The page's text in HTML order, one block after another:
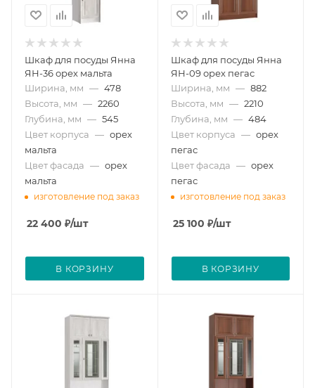
Шкаф для посуды Янна
ЯН-36 орех мальта
Ширина, мм — 478
Высота, мм — 2260
Глубина, мм — 545
Цвет корпуса — орех
мальта
Цвет фасада — орех
мальта
изготовление под заказ
22 400 ₽/шт
В КОРЗИНУ
Шкаф для посуды Янна
ЯН-09 орех пегас
Ширина, мм — 882
Высота, мм — 2210
Глубина, мм — 484
Цвет корпуса — орех
пегас
Цвет фасада — орех
пегас
изготовление под заказ
25 100 ₽/шт
В КОРЗИНУ